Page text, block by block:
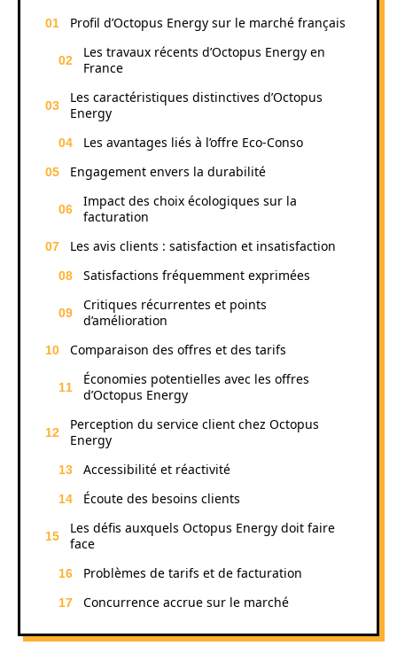
Profil d’Octopus Energy sur le marché français
Les travaux récents d’Octopus Energy en
France
Les caractéristiques distinctives d’Octopus
Energy
Les avantages liés à l’offre Eco-Conso
Engagement envers la durabilité
Impact des choix écologiques sur la
facturation
Les avis clients : satisfaction et insatisfaction
Satisfactions fréquemment exprimées
Critiques récurrentes et points
d’amélioration
Comparaison des offres et des tarifs
Économies potentielles avec les offres
d’Octopus Energy
Perception du service client chez Octopus
Energy
Accessibilité et réactivité
Écoute des besoins clients
Les défis auxquels Octopus Energy doit faire
face
Problèmes de tarifs et de facturation
Concurrence accrue sur le marché